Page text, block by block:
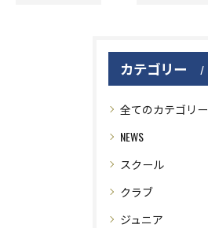
カテゴリー
全てのカテゴリー
NEWS
スクール
クラブ
ジュニア